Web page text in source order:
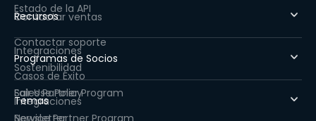
Contactar ventas
Contactar soporte
Sostenibilidad
Fair Use Policy
Newsletter
Estado de la API
Recursos
Integraciones
Casos de Éxito
Integraciones
Programas de Socios
Sales Partner Program
Service Partner Program
Temas